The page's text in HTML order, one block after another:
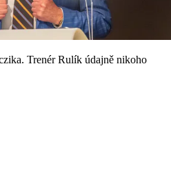
Trenér Rulík údajně nikoho